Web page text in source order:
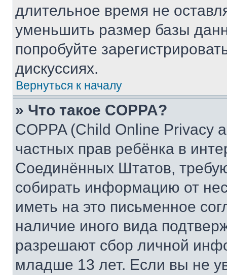
длительное время не
уменьшить размер базы
попробуйте
дискуссиях.
Вернуться к началу
» Что такое COPPA?
COPPA (Child Online Privacy
частных прав ребёнка в
Соединённых Штатов,
собирать информацию от
иметь на это письменное
наличие иного вида
разрешают сбор личной
младше 13 лет. Если вы не